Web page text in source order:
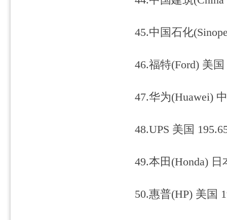
45.中国石化
46.福特(Ford) 美
47.华为(Huawei)
48.UPS 美国
49.本田(Honda) 日
50.惠普(HP) 美国